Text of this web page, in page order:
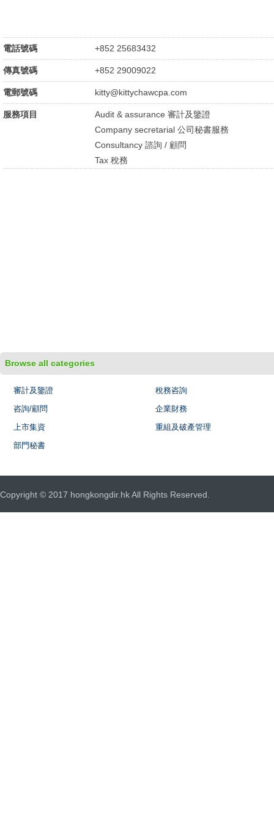
電話號碼 +852 25683432
傳真號碼 +852 29009022
電郵號碼 kitty@kittychawcpa.com
服務項目
Audit & assurance 審計及鑒證
Company secretarial 公司秘書服務
Consultancy 諮詢 / 顧問
Tax 稅務
Browse all categories
審計及鑒證
稅務咨詢
咨詢/顧問
企業財務
上市集資
重組及破產管理
部門秘書
Copyright © 2017 hongkongdir.hk All Rights Reserved.